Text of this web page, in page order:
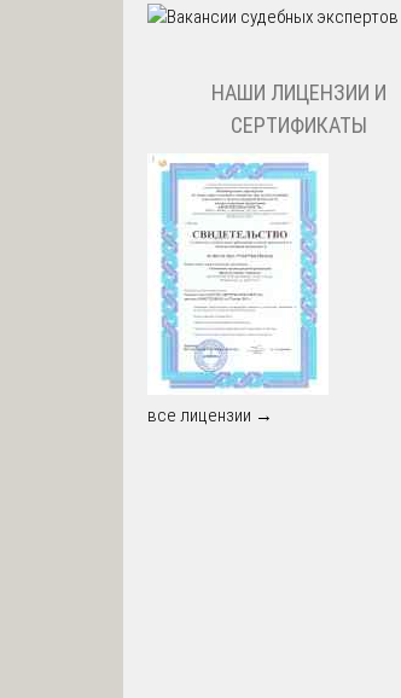
НАШИ ЛИЦЕНЗИИ И
СЕРТИФИКАТЫ
все лицензии →